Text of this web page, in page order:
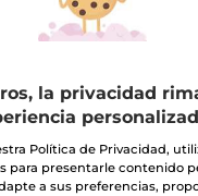
MI
Frasco
35,90€
la privacidad
Política de Privacidad,
para presentarle contenido
a sus preferencias,